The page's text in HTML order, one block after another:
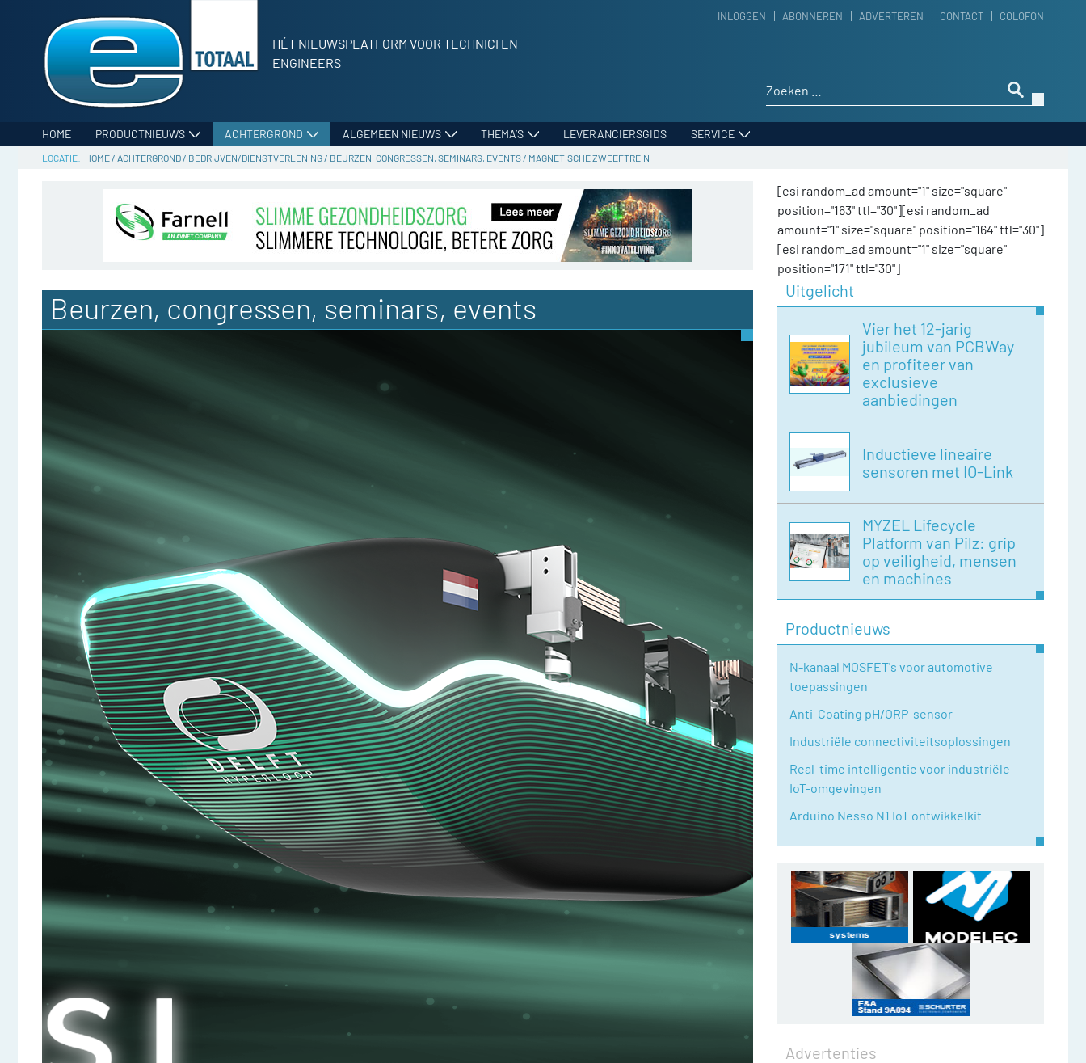
HÉT NIEUWSPLATFORM VOOR TECHNICI EN
ENGINEERS
INLOGGEN ABONNEREN ADVERTEREN CONTACT COLOFON
HOME PRODUCTNIEUWS ACHTERGROND ALGEMEEN NIEUWS THEMA’S LEVERANCIERSGIDS SERVICE
HOME/ ACHTERGROND/ BEDRIJVEN/DIENSTVERLENING/ BEURZEN, CONGRESSEN, SEMINARS, EVENTS/ MAGNETISCHE ZWEEFTREIN
Beurzen, congressen, seminars, events
[esi random_ad amount="1" size="square"
position="163" ttl="30"][esi random_ad
amount="1" size="square" position="164" ttl="30"]
[esi random_ad amount="1" size="square"
position="171" ttl="30"]
Uitgelicht
Vier het 12-jarig
jubileum van PCBWay
en profiteer van
exclusieve
aanbiedingen
Inductieve lineaire
sensoren met IO-Link
MYZEL Lifecycle
Platform van Pilz: grip
op veiligheid, mensen
en machines
Productnieuws
N-kanaal MOSFET's voor automotive
toepassingen
Anti-Coating pH/ORP-sensor
Industriële connectiviteitsoplossingen
Real-time intelligentie voor industriële
IoT-omgevingen
Arduino Nesso N1 IoT ontwikkelkit
Advertenties